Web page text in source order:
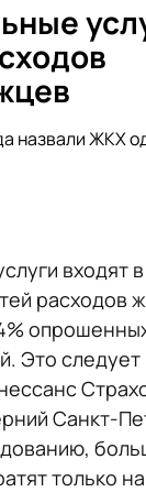
назвали ЖКХ
входят
расходов
Это
Санкт-
только